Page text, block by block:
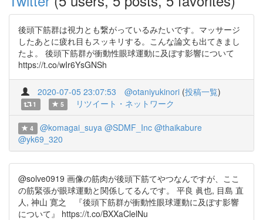
後頭下筋群は視力とも繋がっているみたいです。マッサージ
したあとに疲れ目もスッキリする。こんな論文も出てきまし
たよ。 後頭下筋群が衝動性眼球運動に及ぼす影響について
https://t.co/wIr6YsGNSh
2020-07-05 23:07:53 @otaniyukinori (投稿一覧)
1 5 リツイート・ネットワーク
4 @komagai_suya @SDMF_Inc @thaikabure
@yk69_320
@solve0919 画像の筋肉が後頭下筋てやつなんですが、ここ
の筋緊張が眼球運動と関係してるんです。 平良 眞也, 目島 直
人, 神山 寛之 『後頭下筋群が衝動性眼球運動に及ぼす影響
について』 https://t.co/BXXaClelNu